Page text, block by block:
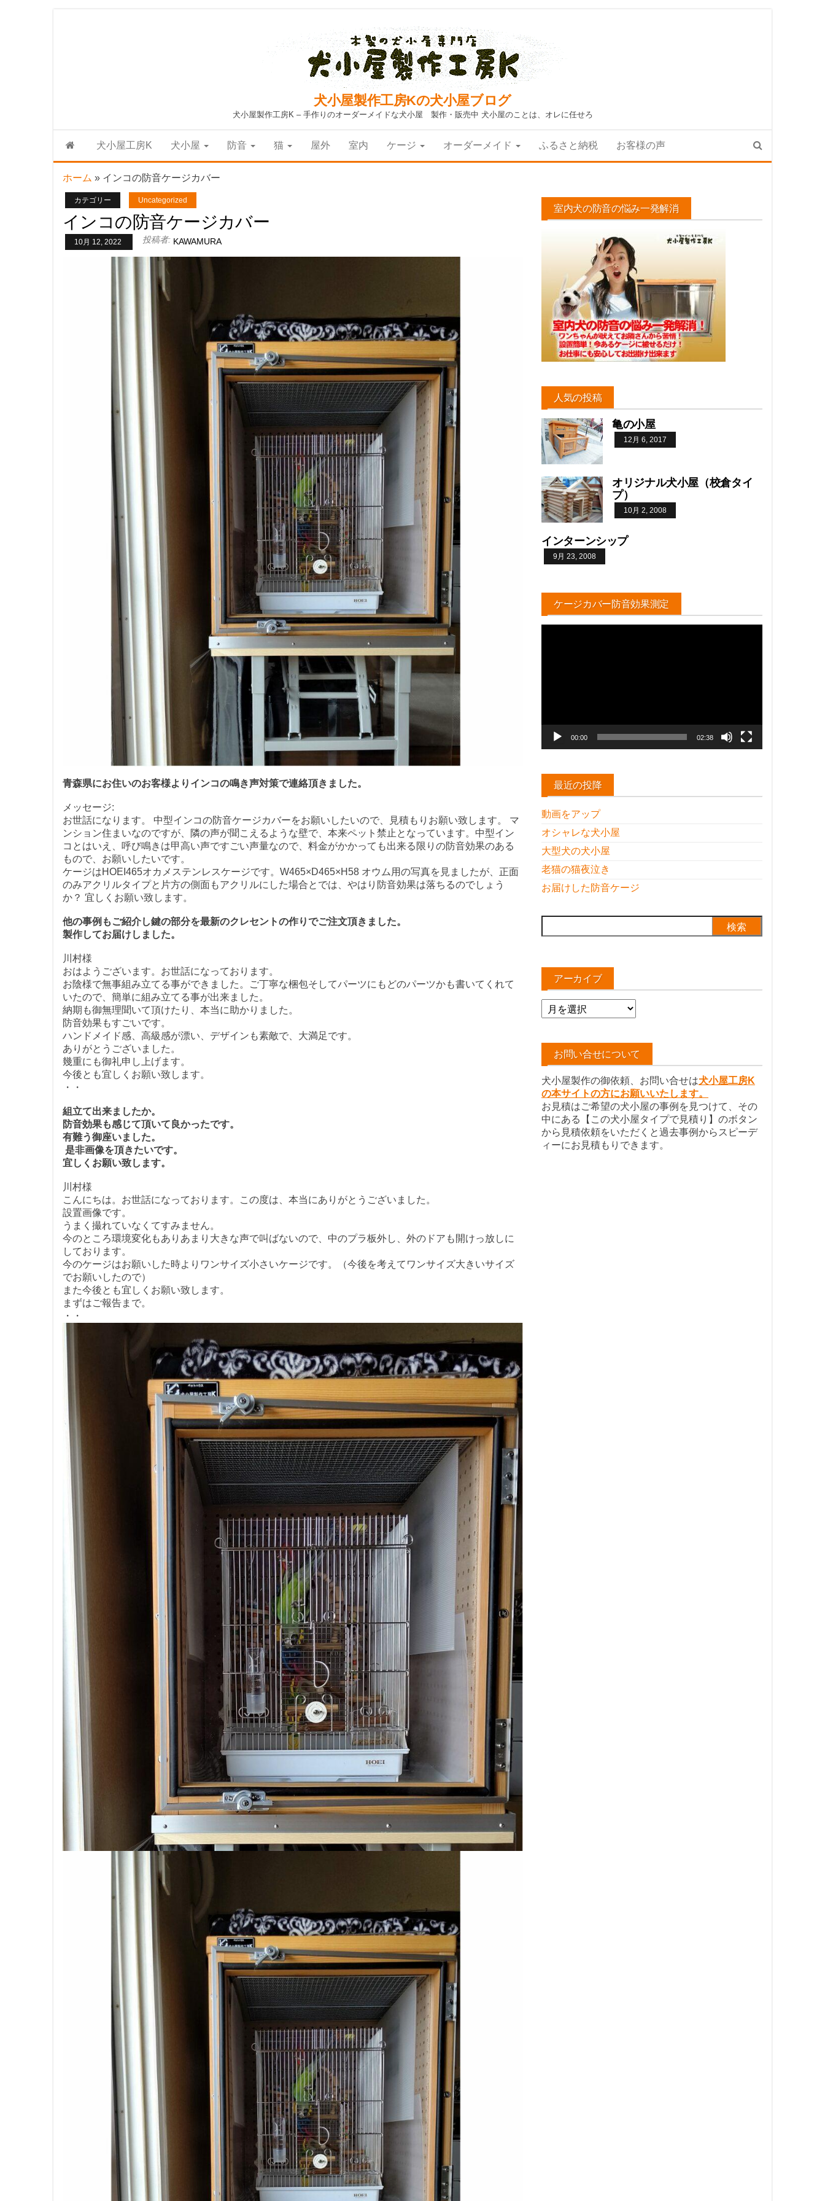
犬小屋製作工房Kの犬小屋ブログ
犬小屋製作工房K – 手作りのオーダーメイドな犬小屋 製作・販売中 犬小屋のことは、オレに任せろ
犬小屋工房K 犬小屋 防音 猫 屋外 室内 ケージ オーダーメイド ふるさと納税 お客様の声
ホーム » インコの防音ケージカバー
カテゴリー Uncategorized
インコの防音ケージカバー
10月 12, 2022 投稿者: KAWAMURA
青森県にお住いのお客様よりインコの鳴き声対策で連絡頂きました。
メッセージ:
お世話になります。 中型インコの防音ケージカバーをお願いしたいので、見積もりお願い致します。 マ
ンション住まいなのですが、隣の声が聞こえるような壁で、本来ペット禁止となっています。中型イン
コとはいえ、呼び鳴きは甲高い声ですごい声量なので、料金がかかっても出来る限りの防音効果のある
もので、お願いしたいです。
ケージはHOEI465オカメステンレスケージです。W465×D465×H58 オウム用の写真を見ましたが、正面
のみアクリルタイプと片方の側面もアクリルにした場合とでは、やはり防音効果は落ちるのでしょう
か？ 宜しくお願い致します。
他の事例もご紹介し鍵の部分を最新のクレセントの作りでご注文頂きました。
製作してお届けしました。
川村様
おはようございます。お世話になっております。
お陰様で無事組み立てる事ができました。ご丁寧な梱包そしてパーツにもどのパーツかも書いてくれて
いたので、簡単に組み立てる事が出来ました。
納期も御無理聞いて頂けたり、本当に助かりました。
防音効果もすごいです。
ハンドメイド感、高級感が漂い、デザインも素敵で、大満足です。
ありがとうございました。
幾重にも御礼申し上げます。
今後とも宜しくお願い致します。
・・
組立て出来ましたか。
防音効果も感じて頂いて良かったです。
有難う御座いました。
是非画像を頂きたいです。
宜しくお願い致します。
川村様
こんにちは。お世話になっております。この度は、本当にありがとうございました。
設置画像です。
うまく撮れていなくてすみません。
今のところ環境変化もありあまり大きな声で叫ばないので、中のプラ板外し、外のドアも開けっ放しに
しております。
今のケージはお願いした時よりワンサイズ小さいケージです。（今後を考えてワンサイズ大きいサイズ
でお願いしたので）
また今後とも宜しくお願い致します。
まずはご報告まで。
・・
室内犬の防音の悩み一発解消
人気の投稿
亀の小屋
12月 6, 2017
オリジナル犬小屋（校倉タイ
プ）
10月 2, 2008
インターンシップ
9月 23, 2008
ケージカバー防音効果測定
00:00 02:38
最近の投降
動画をアップ
オシャレな犬小屋
大型犬の犬小屋
老猫の猫夜泣き
お届けした防音ケージ
索:
アーカイブ
ア
ー
イ
お問い合せについて
犬小屋製作の御依頼、お問い合せは犬小屋工房K
の本サイトの方にお願いいたします。
お見積はご希望の犬小屋の事例を見つけて、その
中にある【この犬小屋タイプで見積り】のボタン
から見積依頼をいただくと過去事例からスピーデ
ィーにお見積もりできます。